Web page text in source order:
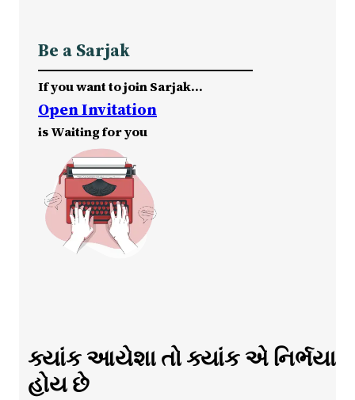
Be a Sarjak
If you want to join Sarjak…
Open Invitation
is Waiting for you
ક્યાંક આયેશા તો ક્યાંક એ નિર્ભયા
હોય છે